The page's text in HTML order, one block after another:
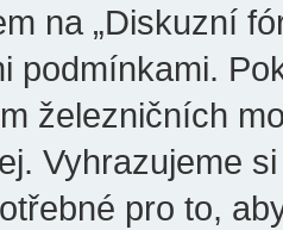
na „Diskuzní
podmínkami.
železničních
Vyhrazujeme
pro to,